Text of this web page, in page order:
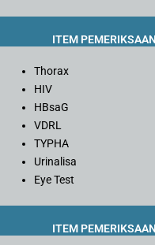
ITEM PEMERIKSAAN
Thorax
HIV
HBsaG
VDRL
TYPHA
Urinalisa
Eye Test
ITEM PEMERIKSAAN